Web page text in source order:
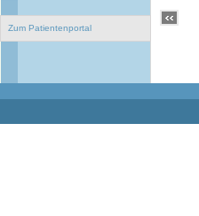
Zum Patientenportal